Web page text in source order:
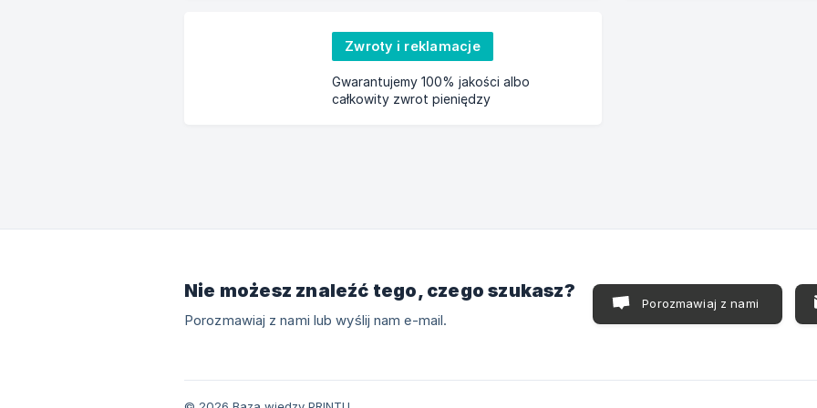
Zwroty i reklamacje
Gwarantujemy 100% jakości albo
całkowity zwrot pieniędzy
Nie możesz znaleźć tego, czego szukasz?
Porozmawiaj z nami lub wyślij nam e-mail.
Porozmawiaj z nami